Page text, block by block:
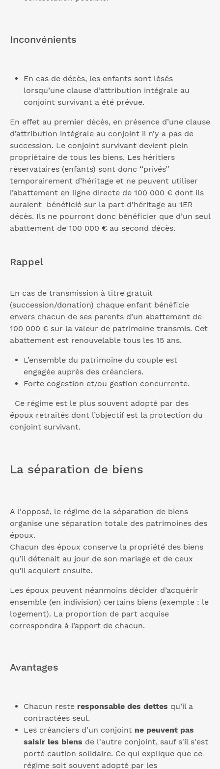
Inconvénients
En cas de décès, les enfants sont lésés
lorsqu’une clause d’attribution intégrale au
conjoint survivant a été prévue.
En effet au premier décès, en présence d’une clause
d’attribution intégrale au conjoint il n’y a pas de
succession. Le conjoint survivant devient plein
propriétaire de tous les biens. Les héritiers
réservataires (enfants) sont donc ‘‘privés’’
temporairement d’héritage et ne peuvent utiliser
l’abattement en ligne directe de 100 000 € dont ils
auraient bénéficié sur la part d’héritage au 1ER
décès. Ils ne pourront donc bénéficier que d’un seul
abattement de 100 000 € au second décès.
Rappel
En cas de transmission à titre gratuit
(succession/donation) chaque enfant bénéficie
envers chacun de ses parents d’un abattement de
100 000 € sur la valeur de patrimoine transmis. Cet
abattement est renouvelable tous les 15 ans.
L’ensemble du patrimoine du couple est
engagée auprès des créanciers.
Forte cogestion et/ou gestion concurrente.
Ce régime est le plus souvent adopté par des
époux retraités dont l’objectif est la protection du
conjoint survivant.
La séparation de biens
A l'opposé, le régime de la séparation de biens
organise une séparation totale des patrimoines des
époux.
Chacun des époux conserve la propriété des biens
qu’il détenait au jour de son mariage et de ceux
qu’il acquiert ensuite.
Les époux peuvent néanmoins décider d’acquérir
ensemble (en indivision) certains biens (exemple : le
logement). La proportion de part acquise
correspondra à l’apport de chacun.
Avantages
Chacun reste responsable des dettes qu’il a
contractées seul.
Les créanciers d'un conjoint ne peuvent pas
saisir les biens de l'autre conjoint, sauf s'il s'est
porté caution solidaire. Ce qui explique que ce
régime soit souvent adopté par les